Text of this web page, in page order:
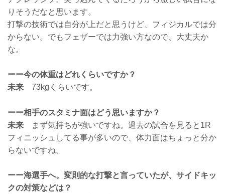
りそうだなと思います。
打撃の技術では自分が上だと思うけど、フィジカルでは分
からない。でもフェザーでは力強い方なので、大丈夫か
な。
ーー今の体重はどれくらいですか？
未来 73kgくらいです。
ーー相手のスタミナ面はどう思いますか？
未来 まず気持ちが強いですね。過去の試合を見ると1R
フィニッシュしてる事が多いので、体力面はちょっと分か
らないですね。
ーー海選手へ。変則的な打撃と言っていたが、サイドキッ
クの対策などは？